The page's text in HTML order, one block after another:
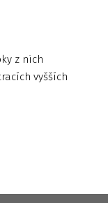
z nich
vyšších